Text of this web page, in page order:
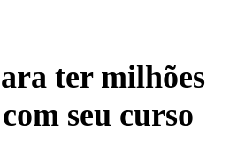
ter milhões
seu curso